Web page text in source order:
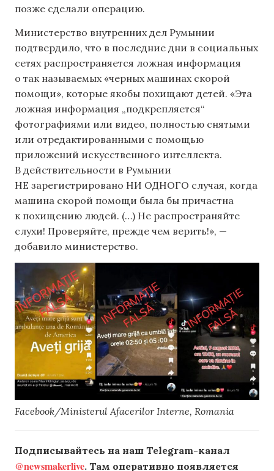
позже сделали операцию.
Министерство внутренних дел Румынии
подтвердило, что в последние дни в социальных
сетях распространяется ложная информация
о так называемых «черных машинах скорой
помощи», которые якобы похищают детей. «Эта
ложная информация „подкрепляется“
фотографиями или видео, полностью снятыми
или отредактированными с помощью
приложений искусственного интеллекта.
В действительности в Румынии
НЕ зарегистрировано НИ ОДНОГО случая, когда
машина скорой помощи была бы причастна
к похищению людей. (…) Не распространяйте
слухи! Проверяйте, прежде чем верить!», —
добавило министерство.
Facebook/Ministerul Afacerilor Interne, Romania
Подписывайтесь на наш Telegram-канал
@newsmakerlive. Там оперативно появляется